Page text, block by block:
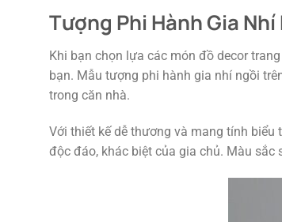
Tượng Phi Hành Gia
Khi bạn chọn lựa các món đồ decor
bạn. Mẫu tượng phi hành gia nhí ngồi
trong căn nhà.
Với thiết kế dễ thương và mang tính
độc đáo, khác biệt của gia chủ. Màu sắc